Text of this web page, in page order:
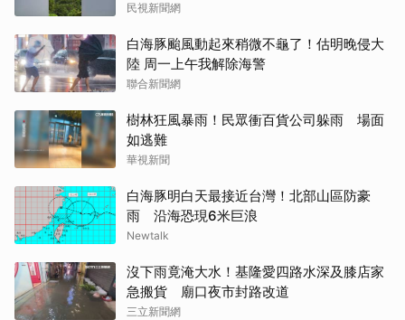
民視新聞網
白海豚颱風動起來稍微不龜了！估明晚侵大
陸 周一上午我解除海警
聯合新聞網
樹林狂風暴雨！民眾衝百貨公司躲雨 場面
如逃難
華視新聞
白海豚明白天最接近台灣！北部山區防豪
雨 沿海恐現6米巨浪
Newtalk
沒下雨竟淹大水！基隆愛四路水深及膝店家
急搬貨 廟口夜市封路改道
三立新聞網